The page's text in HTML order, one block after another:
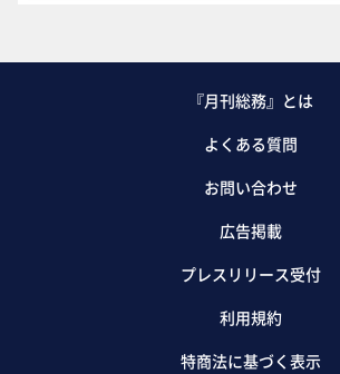
『月刊総務』とは
よくある質問
お問い合わせ
広告掲載
プレスリリース受付
利用規約
特商法に基づく表示